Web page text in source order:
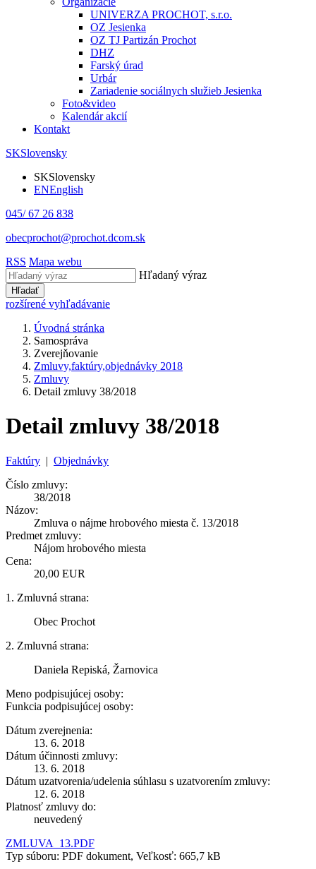
UNIVERZA PROCHOT, s.r.o.
OZ Jesienka
OZ TJ Partizán Prochot
DHZ
Farský úrad
Urbár
Zariadenie sociálnych služieb Jesienka
Foto&video
Kalendár akcií
Kontakt
SKSlovensky
SKSlovensky
ENEnglish
045/ 67 26 838
obecprochot@prochot.dcom.sk
RSS Mapa webu
Hľadaný výraz
Hľadať
rozšírené vyhľadávanie
Úvodná stránka
Samospráva
Zverejňovanie
Zmluvy,faktúry,objednávky 2018
Zmluvy
Detail zmluvy 38/2018
Detail zmluvy 38/2018
Faktúry | Objednávky
Číslo zmluvy:
38/2018
Názov:
Zmluva o nájme hrobového miesta č. 13/2018
Predmet zmluvy:
Nájom hrobového miesta
Cena:
20,00 EUR
1. Zmluvná strana:
Obec Prochot
2. Zmluvná strana:
Daniela Repiská, Žarnovica
Meno podpisujúcej osoby:
Funkcia podpisujúcej osoby:
Dátum zverejnenia:
13. 6. 2018
Dátum účinnosti zmluvy:
13. 6. 2018
Dátum uzatvorenia/udelenia súhlasu s uzatvorením zmluvy:
12. 6. 2018
Platnosť zmluvy do:
neuvedený
ZMLUVA_13.PDF
Typ súboru: PDF dokument, Veľkosť: 665,7 kB